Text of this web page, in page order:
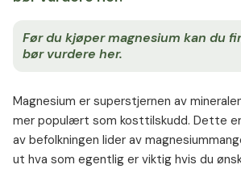
Før du kjøper magnesium kan du
bør vurdere her.
Magnesium er superstjernen av
mer populært som kosttilskudd. Dette
av befolkningen lider av
ut hva som egentlig er viktig hvis du